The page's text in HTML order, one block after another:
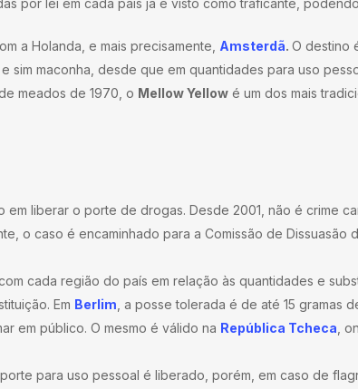
por lei em cada país já é visto como traficante,
a Holanda, e mais precisamente, Amsterdã. O destino
maconha, desde que em quantidades para uso
meados de 1970, o Mellow Yellow é um dos mais
em liberar o porte de drogas. Desde 2001, não é crime
o caso é encaminhado para a Comissão de Dissuasão
cada região do país em relação às quantidades e
Em Berlim , a posse tolerada é de até 15 gramas
em público. O mesmo é válido na República Tcheca ,
para uso pessoal é liberado, porém, em caso de